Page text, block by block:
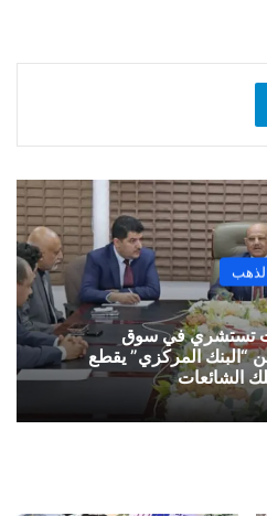
تستشري في سوق
المركزي” يقطع
الشائعات